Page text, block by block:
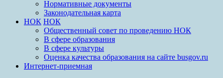
Нормативные документы
Законодательная карта
НОК НОК
Общественный совет по проведению НОК
В сфере образования
В сфере культуры
Оценка качества образования на сайте busgov.ru
Интернет-приемная